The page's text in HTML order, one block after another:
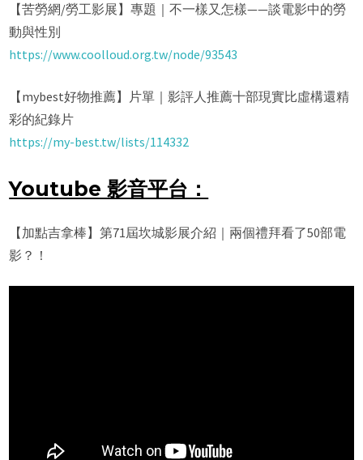
【苦勞網/勞工影展】專題｜不一樣又怎樣——談電影中的勞
動與性別
https://www.coolloud.org.tw/node/93543
【mybest好物推薦】片單｜影評人推薦十部現實比虛構還精
彩的紀錄片
https://my-best.tw/lists/114332
Youtube 影音平台：
【加點吉拿棒】第71屆坎城影展介紹｜兩個禮拜看了50部電
影？！